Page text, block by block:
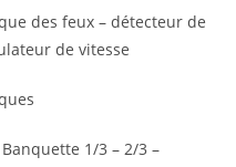
1/3 – 2/3 –
– ordinateur de bord –